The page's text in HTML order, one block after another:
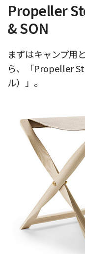
Propeller
& SON
まずはキャンプ用
ら、「Propeller
ル）」。